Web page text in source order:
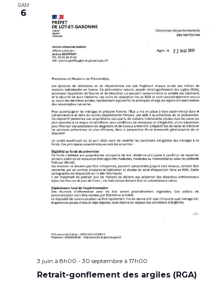
SAM
6
3 juin à 8h00 - 30 septembre à 17h00
Retrait-gonflement des argiles (RGA)